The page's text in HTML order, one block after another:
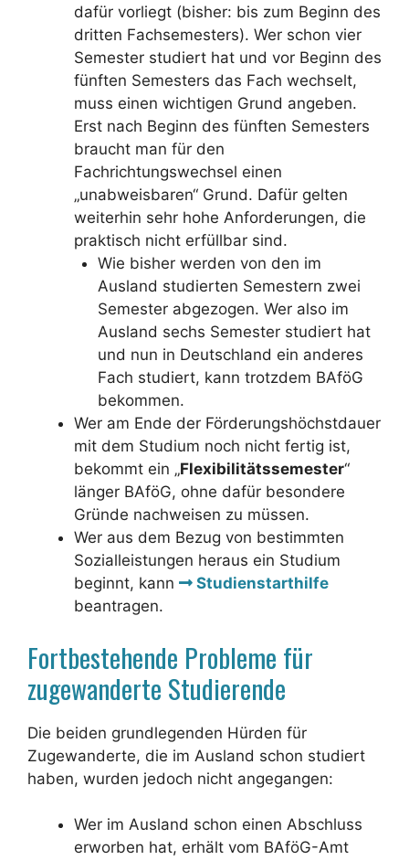
dafür vorliegt (bisher: bis zum Beginn des
dritten Fachsemesters). Wer schon vier
Semester studiert hat und vor Beginn des
fünften Semesters das Fach wechselt,
muss einen wichtigen Grund angeben.
Erst nach Beginn des fünften Semesters
braucht man für den
Fachrichtungswechsel einen
„unabweisbaren“ Grund. Dafür gelten
weiterhin sehr hohe Anforderungen, die
praktisch nicht erfüllbar sind.
Wie bisher werden von den im
Ausland studierten Semestern zwei
Semester abgezogen. Wer also im
Ausland sechs Semester studiert hat
und nun in Deutschland ein anderes
Fach studiert, kann trotzdem BAföG
bekommen.
Wer am Ende der Förderungshöchstdauer
mit dem Studium noch nicht fertig ist,
bekommt ein „Flexibilitätssemester“
länger BAföG, ohne dafür besondere
Gründe nachweisen zu müssen.
Wer aus dem Bezug von bestimmten
Sozialleistungen heraus ein Studium
beginnt, kann
Studienstarthilfe
beantragen.
Fortbestehende Probleme für
zugewanderte Studierende
Die beiden grundlegenden Hürden für
Zugewanderte, die im Ausland schon studiert
haben, wurden jedoch nicht angegangen:
Wer im Ausland schon einen Abschluss
erworben hat, erhält vom BAföG-Amt